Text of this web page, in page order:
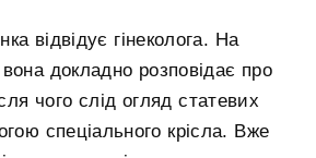
відвідує гінеколога. На
докладно розповідає про
чого слід огляд статевих
спеціального крісла. Вже